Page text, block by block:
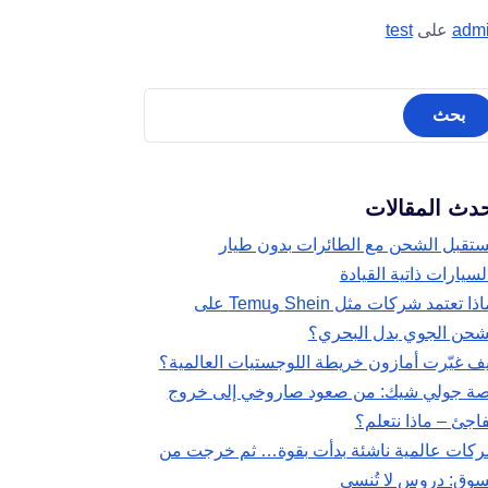
علىtest
المقالات
الشحن مع الطائرات بدون طيار
ذاتية القيادة
لماذا تعتمد شركات مثل Shein وTemu على
الجوي بدل البحري؟
غيّرت أمازون خريطة اللوجستيات العالمية؟
جولي شيك: من صعود صاروخي إلى خروج
– ماذا نتعلم؟
عالمية ناشئة بدأت بقوة… ثم خرجت من
دروس لا تُنسى